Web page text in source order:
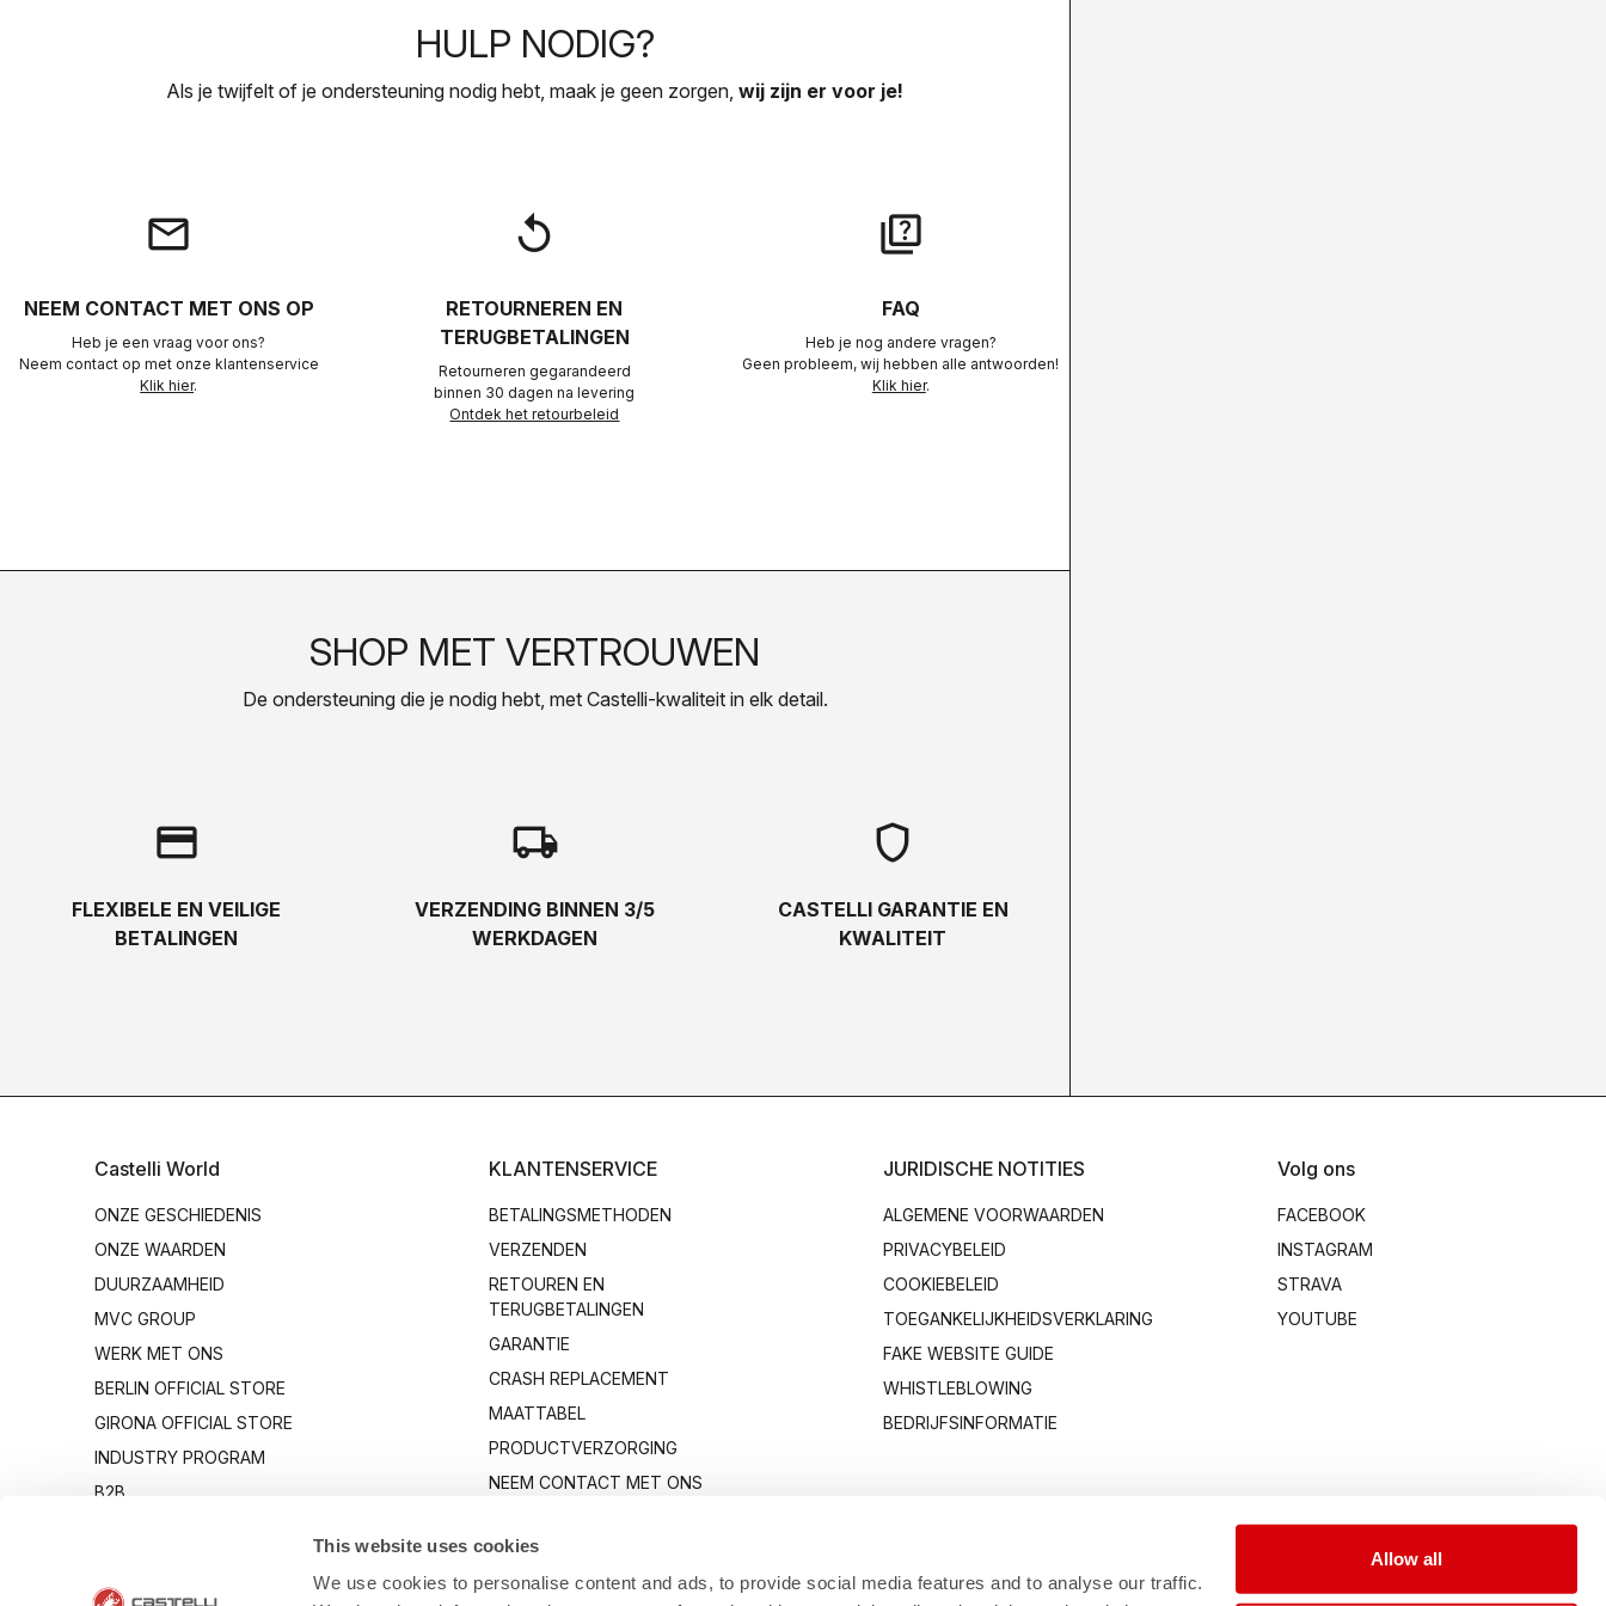
This website uses cookies
We use cookies to personalise content and ads, to provide social media features and to analyse our traffic.
Allow all
HULP NODIG?
Als je twijfelt of je ondersteuning nodig hebt, maak je geen zorgen, wij zijn er voor je!
email
NEEM CONTACT MET ONS OP
Heb je een vraag voor ons?
Neem contact op met onze klantenservice
Klik hier.
replay
RETOURNEREN EN
TERUGBETALINGEN
Retourneren gegarandeerd
binnen 30 dagen na levering
Ontdek het retourbeleid
quiz
FAQ
Heb je nog andere vragen?
Geen probleem, wij hebben alle antwoorden!
Klik hier.
SHOP MET VERTROUWEN
De ondersteuning die je nodig hebt, met Castelli-kwaliteit in elk detail.
credit_card
FLEXIBELE EN VEILIGE
BETALINGEN
local_shipping
VERZENDING BINNEN 3/5
WERKDAGEN
shield
CASTELLI GARANTIE EN
KWALITEIT
Castelli World
ONZE GESCHIEDENIS
ONZE WAARDEN
DUURZAAMHEID
MVC GROUP
WERK MET ONS
BERLIN OFFICIAL STORE
GIRONA OFFICIAL STORE
INDUSTRY PROGRAM
B2B
KLANTENSERVICE
BETALINGSMETHODEN
VERZENDEN
RETOUREN EN
TERUGBETALINGEN
GARANTIE
CRASH REPLACEMENT
MAATTABEL
PRODUCTVERZORGING
NEEM CONTACT MET ONS
JURIDISCHE NOTITIES
ALGEMENE VOORWAARDEN
PRIVACYBELEID
COOKIEBELEID
TOEGANKELIJKHEIDSVERKLARING
FAKE WEBSITE GUIDE
WHISTLEBLOWING
BEDRIJFSINFORMATIE
Volg ons
FACEBOOK
INSTAGRAM
STRAVA
YOUTUBE